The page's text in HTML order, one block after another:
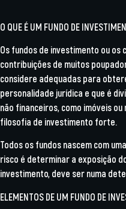
O QUE É UM FUNDO DE
Os fundos de investimento ou os
contribuições de muitos
considere adequadas para
personalidade jurídica e que é
não financeiros, como imóveis
filosofia de investimento forte.
Todos os fundos nascem com
risco é determinar a exposição
investimento, deve ser numa
ELEMENTOS DE UM FUNDO DE